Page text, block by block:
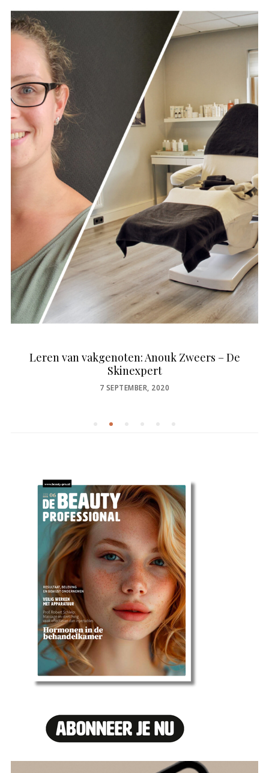
Leren van vakgenoten: Anouk Zweers – De
Skinexpert
POSTED
7 SEPTEMBER, 2020